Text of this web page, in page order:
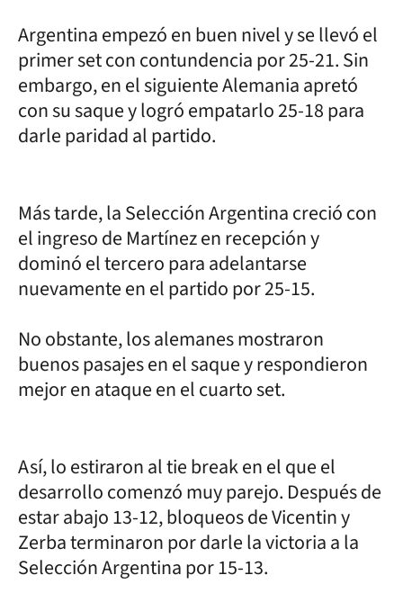
Argentina empezó en buen nivel y se llevó el
primer set con contundencia por 25-21. Sin
embargo, en el siguiente Alemania apretó
con su saque y logró empatarlo 25-18 para
darle paridad al partido.
Más tarde, la Selección Argentina creció con
el ingreso de Martínez en recepción y
dominó el tercero para adelantarse
nuevamente en el partido por 25-15.
No obstante, los alemanes mostraron
buenos pasajes en el saque y respondieron
mejor en ataque en el cuarto set.
Así, lo estiraron al tie break en el que el
desarrollo comenzó muy parejo. Después de
estar abajo 13-12, bloqueos de Vicentin y
Zerba terminaron por darle la victoria a la
Selección Argentina por 15-13.